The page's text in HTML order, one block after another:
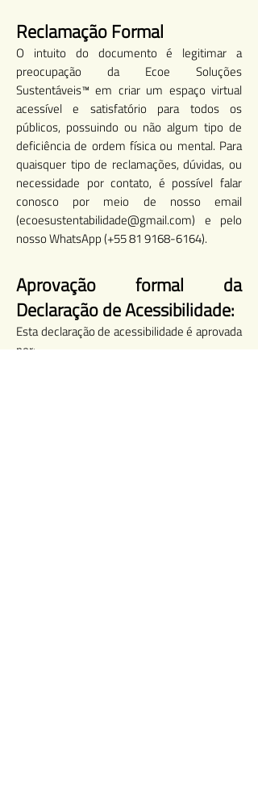
Reclamação Formal
O intuito do documento é legitimar a
preocupação da Ecoe Soluções
Sustentáveis™ em criar um espaço virtual
acessível e satisfatório para todos os
públicos, possuindo ou não algum tipo de
deficiência de ordem física ou mental. Para
quaisquer tipo de reclamações, dúvidas, ou
necessidade por contato, é possível falar
conosco por meio de nosso email
(ecoesustentabilidade@gmail.com) e pelo
nosso WhatsApp (+5581 9168-6164).
Aprovação formal da
Declaração de Acessibilidade:
Esta declaração de acessibilidade é aprovada
por: